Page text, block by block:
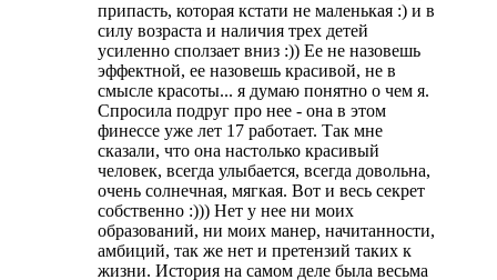
припасть, которая кстати не маленькая :) и в
силу возраста и наличия трех детей
усиленно сползает вниз :)) Ее не назовешь
эффектной, ее назовешь красивой, не в
смысле красоты... я думаю понятно о чем я.
Спросила подруг про нее - она в этом
финессе уже лет 17 работает. Так мне
сказали, что она настолько красивый
человек, всегда улыбается, всегда довольна,
очень солнечная, мягкая. Вот и весь секрет
собственно :))) Нет у нее ни моих
образований, ни моих манер, начитанности,
амбиций, так же нет и претензий таких к
жизни. История на самом деле была весьма